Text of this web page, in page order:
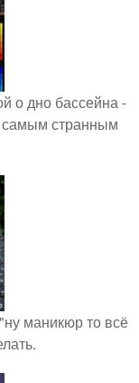
о дно бассейна -
самым странным
маникюр то всё